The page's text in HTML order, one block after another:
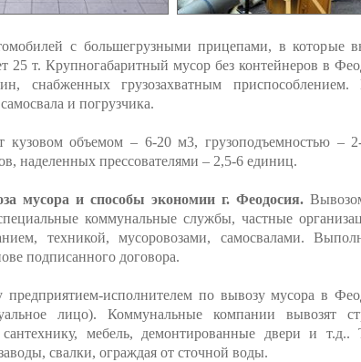
с большегрузными прицепами, в которые
25 т. Крупногабаритный мусор без контейнеров в
снабженных грузозахватным
и погрузчика.
кузовом объемом – 6-20 м3, грузоподъемностью –
наделенных прессователями – 2,5-6 единиц.
мусора и способы экономии г. Феодосия.
коммунальные службы, частные
техникой, мусоровозами, самосвалами.
подписанного договора.
исполнителем по вывозу мусора в
лицо). Коммунальные компании вывозят
сантехнику, мебель, демонтированные двери и т.д..
свалки, ограждая от сточной воды.